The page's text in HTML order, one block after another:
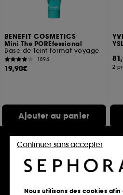
BENEFIT COSMETICS
Mini The POREfessional
Base de Teint format voyage
1894
19,90€
Ajouter au panier
2
Nous utilisons des cookies afin
Continuer sans accepter